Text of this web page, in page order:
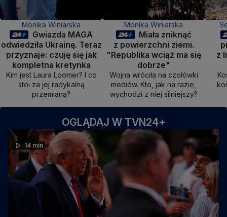
Monika Winiarska
Gwiazda MAGA
odwiedziła Ukrainę. Teraz
przyznaje: czuję się jak
kompletna kretynka
Kim jest Laura Loomer? I co
stoi za jej radykalną
przemianą?
Monika Winiarska
Miała zniknąć
z powierzchni ziemi.
"Republika wciąż ma się
dobrze"
Wojna wróciła na czołówki
mediów. Kto, jak na razie,
wychodzi z niej silniejszy?
z
OGLĄDAJ W TVN24+
14 min